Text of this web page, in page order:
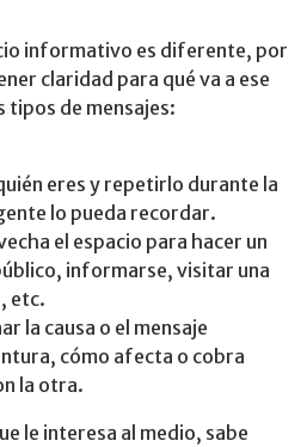
informativo es diferente, por
claridad para qué va a ese
de mensajes:
eres y repetirlo durante la
lo pueda recordar.
el espacio para hacer un
informarse, visitar una
etc.
la causa o el mensaje
cómo afecta o cobra
la otra.
le interesa al medio, sabe